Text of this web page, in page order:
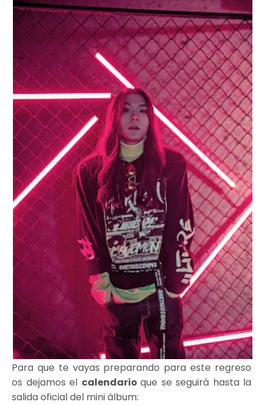
Para que te vayas preparando para este regreso
os dejamos el calendario que se seguirá hasta la
salida oficial del mini álbum: